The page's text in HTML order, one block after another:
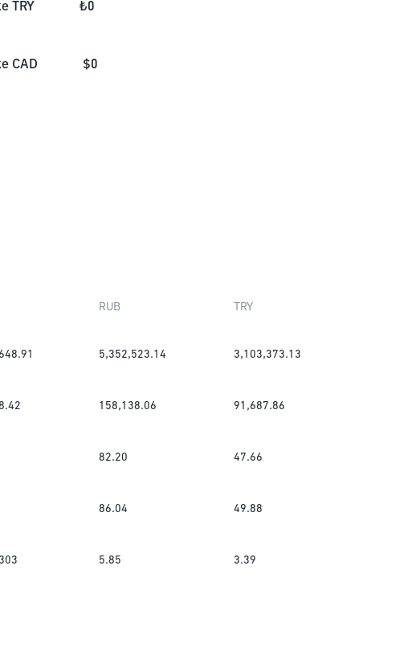
TRY ₺0
CAD $0
RUB TRY
5,352,523.14 3,103,373.13
158,138.06 91,687.86
82.20 47.66
86.04 49.88
5.85 3.39